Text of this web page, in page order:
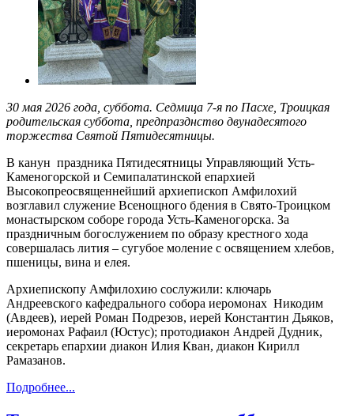
30 мая 2026 года, суббота. Седмица 7-я по Пасхе, Троицкая
родительская суббота, предпразднство двунадесятого
торжества Святой Пятидесятницы.
В канун праздника Пятидесятницы Управляющий Усть-
Каменогорской и Семипалатинской епархией
Высокопреосвященнейший архиепископ Амфилохий
возглавил служение Всенощного бдения в Свято-Троицком
монастырском соборе города Усть-Каменогорска. За
праздничным богослужением по образу крестного хода
совершалась лития – сугубое моление с освящением хлебов,
пшеницы, вина и елея.
Архиепископу Амфилохию сослужили: ключарь
Андреевского кафедрального собора иеромонах Никодим
(Авдеев), иерей Роман Подрезов, иерей Константин Дьяков,
иеромонах Рафаил (Юстус); протодиакон Андрей Дудник,
секретарь епархии диакон Илия Кван, диакон Кирилл
Рамазанов.
Подробнее...